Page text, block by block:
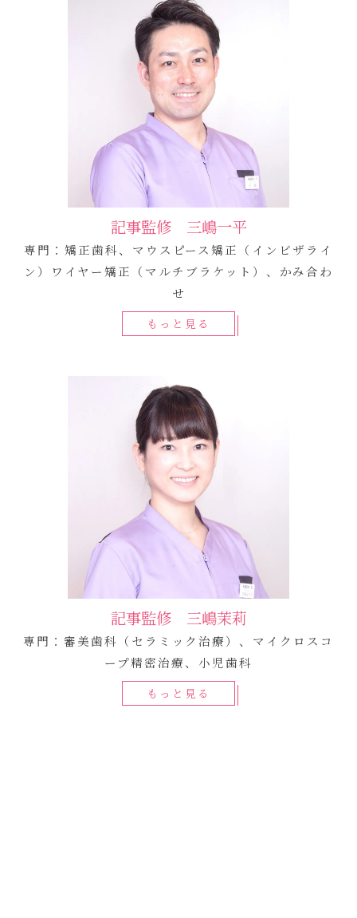
記事監修 三嶋一平
専門：矯正歯科、マウスピース矯正（インビザライ
ン）ワイヤー矯正（マルチブラケット）、かみ合わ
せ
もっと見る
記事監修 三嶋茉莉
専門：審美歯科（セラミック治療）、マイクロスコ
ープ精密治療、小児歯科
もっと見る